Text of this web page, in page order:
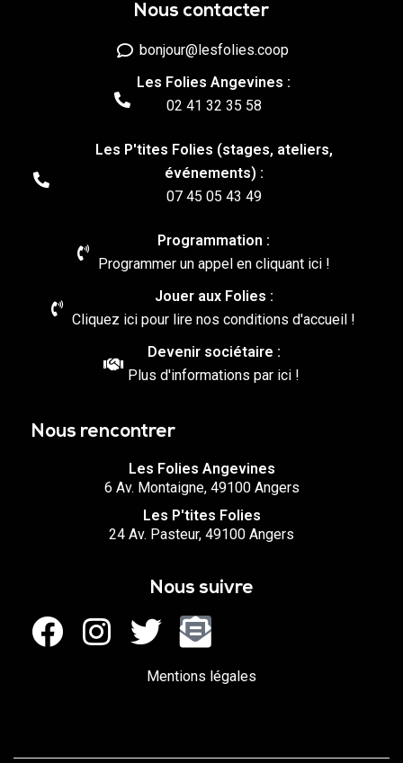
Nous contacter
bonjour@lesfolies.coop
Les Folies Angevines :
02 41 32 35 58
Les P'tites Folies (stages, ateliers,
événements) :
07 45 05 43 49
Programmation :
Programmer un appel en cliquant ici !
Jouer aux Folies :
Cliquez ici pour lire nos conditions d'accueil !
Devenir sociétaire :
Plus d'informations par ici !
Nous rencontrer
Les Folies Angevines
6 Av. Montaigne, 49100 Angers
Les P'tites Folies
24 Av. Pasteur, 49100 Angers
Nous suivre
Mentions légales